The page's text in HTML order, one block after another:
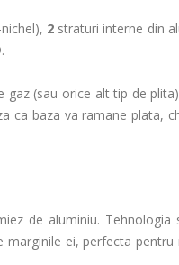
2 straturi interne din
(sau orice alt tip de
ca baza va ramane plata,
de aluminiu. Tehnologia
ei, perfecta pentru